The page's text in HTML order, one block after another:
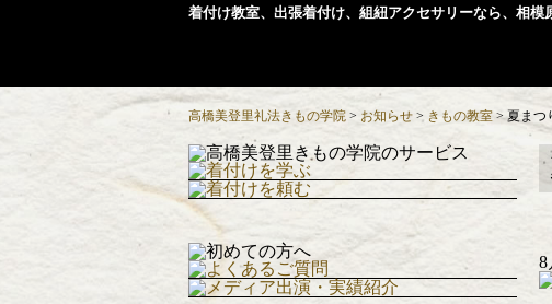
着付け教室、出張着付け、組紐アクセサリーなら、相
高橋美登里礼法きもの学院 > お知らせ > きもの教室 >夏まつ
8